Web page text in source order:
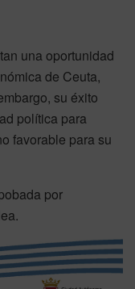
una oportunidad
de Ceuta,
su éxito
política para
favorable para su
por